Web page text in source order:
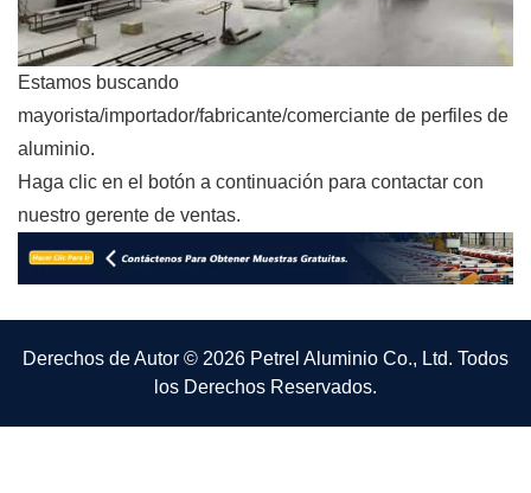
Estamos buscando
mayorista/importador/fabricante/comerciante de perfiles de
aluminio.
Haga clic en el botón a continuación para contactar con
nuestro gerente de ventas.
Derechos de Autor © 2026 Petrel Aluminio Co., Ltd. Todos
los Derechos Reservados.